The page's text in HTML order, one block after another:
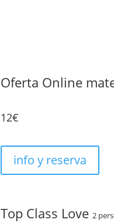
Oferta Online
12€
info y reserva
Top Class Love 2